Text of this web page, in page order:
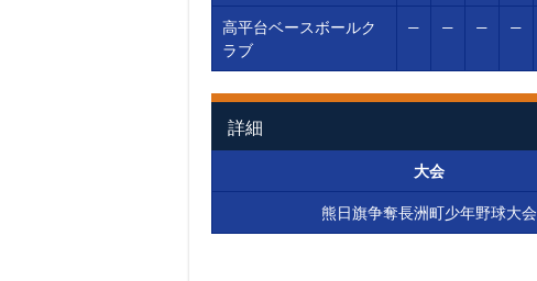
高平台ベースボールク
ラブ
— — — —
詳細
大会
熊日旗争奪長洲町少年野球大会